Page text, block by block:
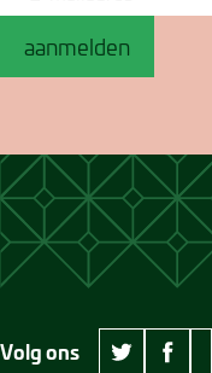
aanmelden
Volg ons